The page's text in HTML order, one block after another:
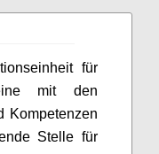
für
mit den
Kompetenzen
Stelle für